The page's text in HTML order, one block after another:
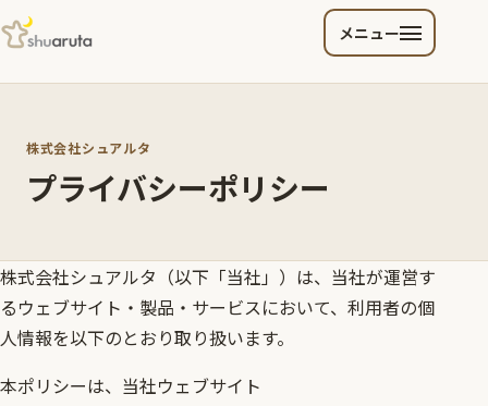
メニュー
株式会社シュアルタ
プライバシーポリシー
株式会社シュアルタ（以下「当社」）は、当社が運営す
るウェブサイト・製品・サービスにおいて、利用者の個
人情報を以下のとおり取り扱います。
本ポリシーは、当社ウェブサイト